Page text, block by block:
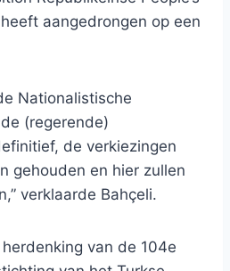
aangedrongen op een
Nationalistische
(regerende)
de verkiezingen
gehouden en hier zullen
verklaarde Bahçeli.
van de 104e